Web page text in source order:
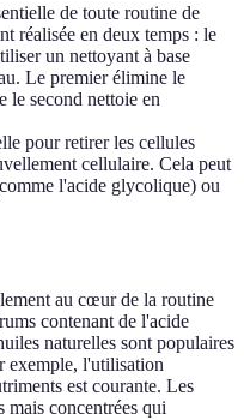
de toute routine de
réalisée en deux temps : le
un nettoyant à base
Le premier élimine le
le second nettoie en
pour retirer les cellules
cellulaire. Cela peut
l'acide glycolique) ou
au cœur de la routine
contenant de l'acide
naturelles sont populaires
exemple, l'utilisation
est courante. Les
mais concentrées qui